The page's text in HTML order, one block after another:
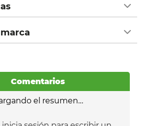
Comentarios
el resumen…